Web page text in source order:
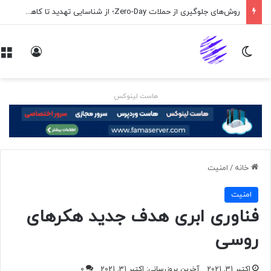
روش‌های جلوگیری از حملات Zero-Day؛ از شناسایی تهدید تا کاهش ریسک
تغییر پوسته
هاست لینوکس
خانه / امنيت
امنيت
فناوری ابری هدف جدید هکرهای
روسی
اکتبر 31, 2021 آخرین بروزرسانی: اکتبر 31, 2021 0